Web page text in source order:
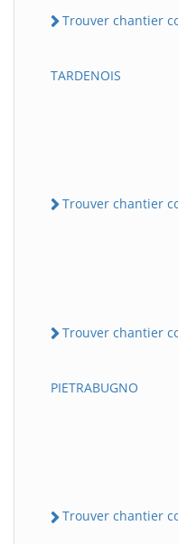
Trouver chantier
TARDENOIS
Trouver chantier
Trouver chantier
PIETRABUGNO
Trouver chantier